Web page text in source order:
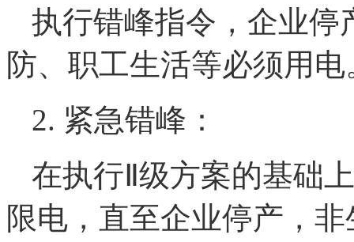
执行错峰指令，企业停
防、职工生活等必须用电
2. 紧急错峰：
在执行Ⅱ级方案的基础
限电，直至企业停产，